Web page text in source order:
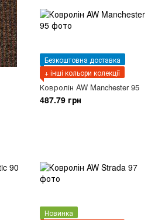
Безкоштовна доставка
+ інші кольори колекції
Ковролін AW Manchester 95
487.79 грн
Новинка